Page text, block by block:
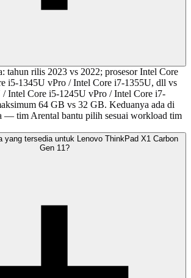
tahun rilis 2023 vs 2022; prosesor Intel Core
i5-1345U vPro / Intel Core i7-1355U, dll vs
Intel Core i5-1245U vPro / Intel Core i7-
64 GB vs 32 GB. Keduanya ada di
— tim Arental bantu pilih sesuai workload tim
yang tersedia untuk Lenovo ThinkPad X1 Carbon
Gen 11?